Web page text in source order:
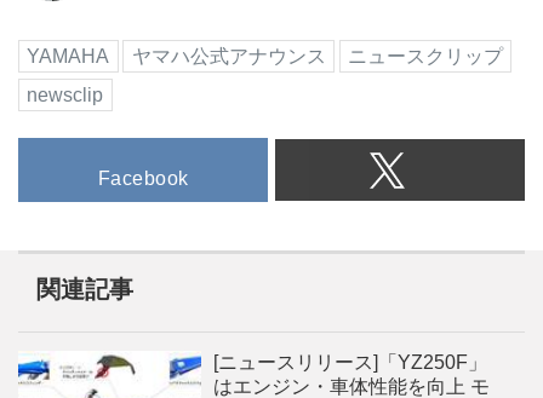
YAMAHA ヤマハ公式アナウンス
ニュースクリップ
newsclip
Facebook
関連記事
[ニュースリリース]「YZ250F」
はエンジン・車体性能を向上 モ